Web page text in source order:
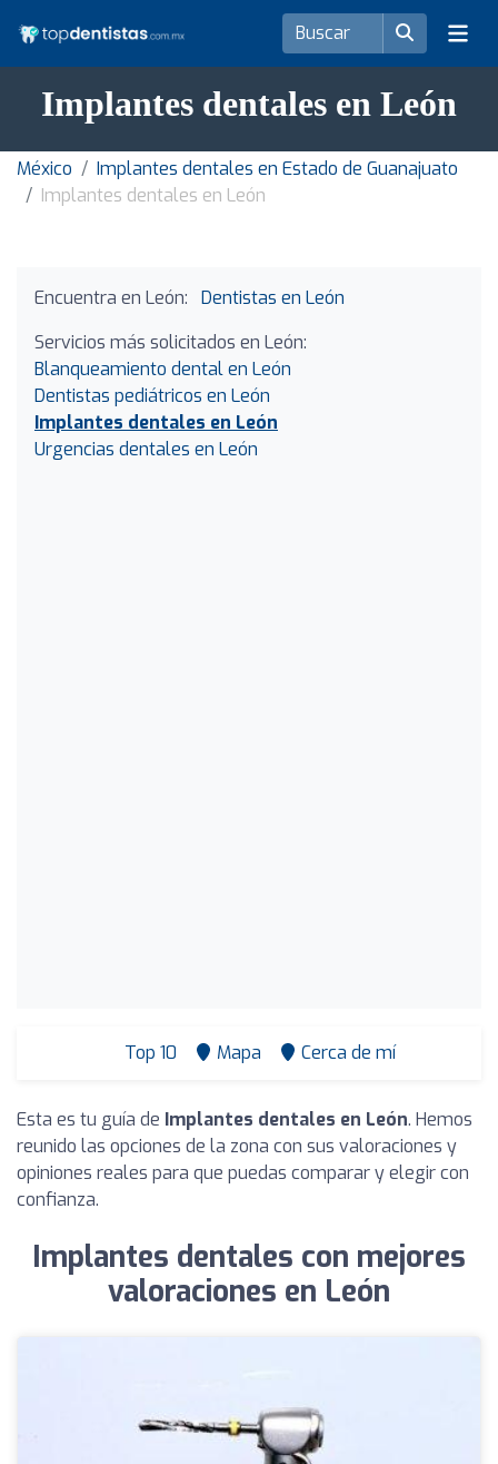
Implantes dentales en León
México
Implantes dentales en Estado de Guanajuato
Implantes dentales en León
Encuentra en León:
Dentistas en León
Servicios más solicitados en León:
Blanqueamiento dental en León
Dentistas pediátricos en León
Implantes dentales en León
Urgencias dentales en León
Top 10 Mapa Cerca de mí
Esta es tu guía de Implantes dentales en León. Hemos
reunido las opciones de la zona con sus valoraciones y
opiniones reales para que puedas comparar y elegir con
confianza.
Implantes dentales con mejores
valoraciones en León